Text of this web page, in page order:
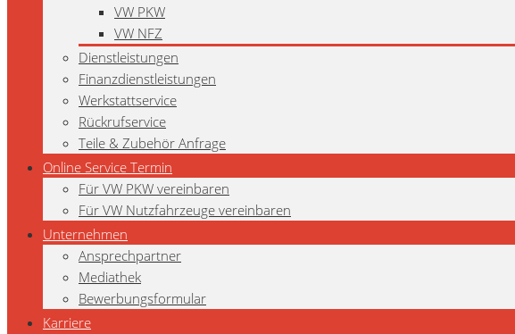
VW PKW
VW NFZ
Dienstleistungen
Finanzdienstleistungen
Werkstattservice
Rückrufservice
Teile & Zubehör Anfrage
Online Service Termin
Für VW PKW vereinbaren
Für VW Nutzfahrzeuge vereinbaren
Unternehmen
Ansprechpartner
Mediathek
Bewerbungsformular
Karriere